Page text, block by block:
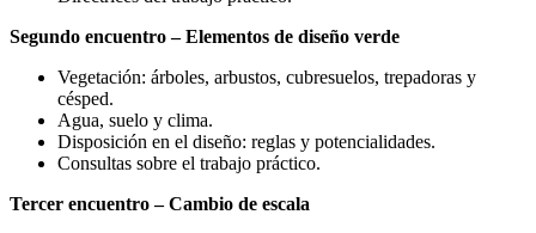
Segundo encuentro – Elementos de diseño verde
Vegetación: árboles, arbustos, cubresuelos, trepadoras y
césped.
Agua, suelo y clima.
Disposición en el diseño: reglas y potencialidades.
Consultas sobre el trabajo práctico.
Tercer encuentro – Cambio de escala